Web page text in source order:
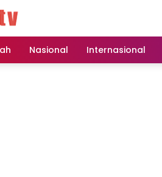
Nasional Internasional